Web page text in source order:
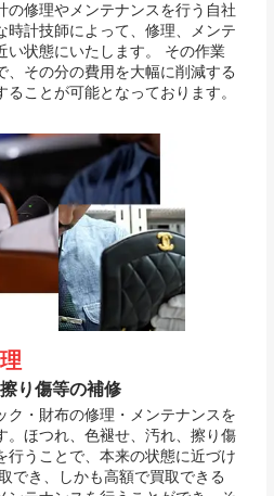
の修理やメンテナンスを行う自社
時計技師によって、修理、メンテ
い状態にいたします。 その作業
、その分の費用を大幅に削減する
ことが可能となっております。
り傷等の補修
ク・財布の修理・メンテナンスを
。ほつれ、色褪せ、汚れ、擦り傷
行うことで、本来の状態に近づけ
でき、しかも高額で買取できる